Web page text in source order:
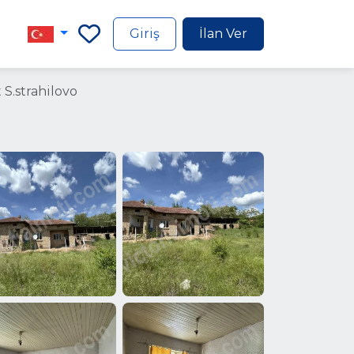
Giriş İlan Ver
S.strahilovo